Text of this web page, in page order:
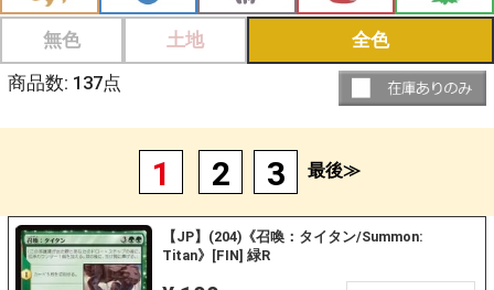
無色 土地 全色
商品数: 137点
1 2 3 最後≫
【JP】(204)《召喚：タイタン/Summon:
Titan》[FIN] 緑R